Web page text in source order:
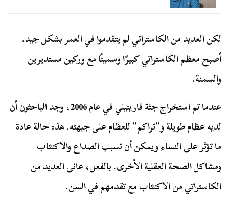
لكن العديد من الكاستراتي لم يتقدموا في العمر بشكل جيد.
أصبح معظم الكاستراتي كبيرًا وسمينًا مع وركين مستديرين
والسمنة.
عندما تم استخراج جثة فارينيلي في عام 2006، وجد الباحثون أن
لديه عظام طويلة و”تراكم” للعظام على جبهته. هذه حالة عادة
ما تؤثر على النساء ويمكن أن تسبب الصداع والاكتئاب
ومشاكل الصحة العقلية الأخرى. بالفعل، عانى العديد من
الكاستراتي من الاكتئاب مع تقدمهم في السن.